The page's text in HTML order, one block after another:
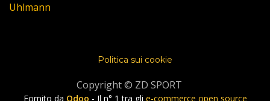
Uhlmann
Politica sui cookie
Copyright © ZD SPORT
Fornito da Odoo - Il n° 1 tra gli e-commerce open source